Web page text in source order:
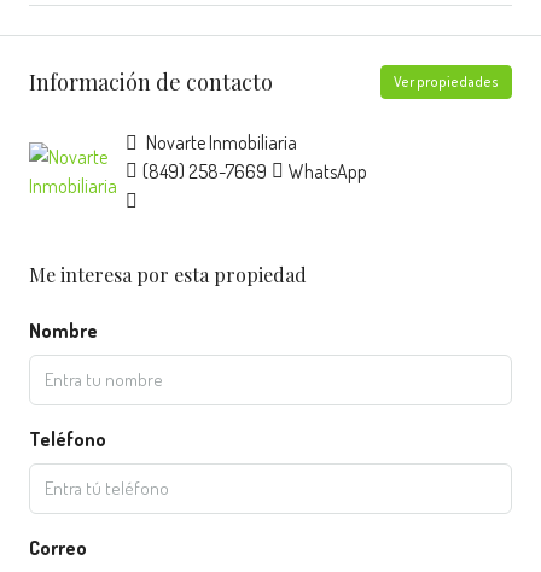
Información de contacto Ver propiedades
Novarte Inmobiliaria
(849) 258-7669
WhatsApp
Me interesa por esta propiedad
Nombre
Teléfono
Correo